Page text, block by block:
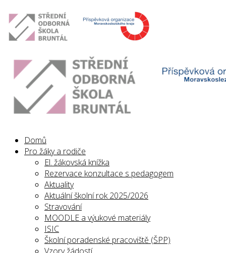
Domů
Pro žáky a rodiče
El. žákovská knížka
Rezervace konzultace s pedagogem
Aktuality
Aktuální školní rok 2025/2026
Stravování
MOODLE a výukové materiály
ISIC
Školní poradenské pracoviště (ŠPP)